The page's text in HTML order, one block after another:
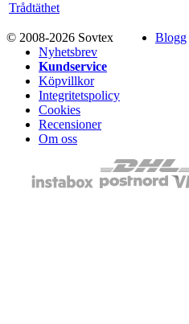
Trådtäthet
© 2008-2026 Sovtex
Blogg
Nyhetsbrev
Kundservice
Köpvillkor
Integritetspolicy
Cookies
Recensioner
Om oss